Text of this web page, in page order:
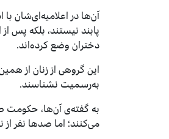
آن‌ها در اعلامیه‌ای‌شان
پابند نیستند، بلکه پس
دختران وضع کرده‌اند.
این گروهی از زنان از
به‌رسمیت نشناسند.
به گفته‌ی آن‌ها، حکومت
می‌کنند؛ اما صدها نفر